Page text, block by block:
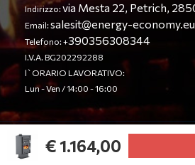
€ 1.164,00
Indirizzo:via Mesta 22, Petrich,
Email:salesit@energy-economy.eu
Telefono: +390356308344
I.V.A. BG202292288
l`ORARIO LAVORATIVO:
Lun - Ven / 14:00 - 16:00
© Energy Economy LTD 2023.